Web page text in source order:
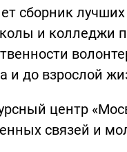
сборник
и колледжи
и до взрослой
центр
связей и